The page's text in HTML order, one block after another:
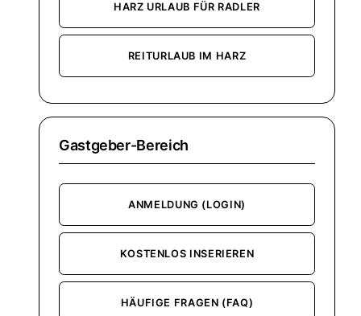
HARZ URLAUB FÜR RADLER
REITURLAUB IM HARZ
Gastgeber-Bereich
ANMELDUNG (LOGIN)
KOSTENLOS INSERIEREN
HÄUFIGE FRAGEN (FAQ)